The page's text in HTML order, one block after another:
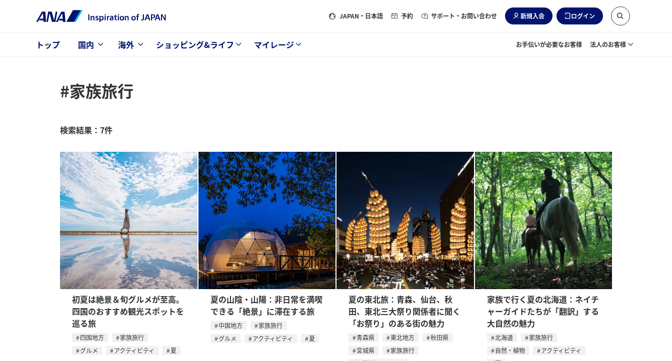
JAPAN ・日本語 予約 サポート・お問い合わせ 新規入会 ログイン
トップ 国内 海外 ショッピング&ライフ マイレージ お手伝いが必要なお客様 法人のお客様
#家族旅行
検索結果：7件
初夏は絶景＆旬グルメが至高。
四国のおすすめ観光スポットを
巡る旅
四国地方
家族旅行
グルメ
アクティビティ 夏
夏の山陰・山陽：非日常を満喫
できる「絶景」に滞在する旅
中国地方
家族旅行
グルメ
アクティビティ 夏
夏の東北旅：青森、仙台、秋
田、東北三大祭り関係者に聞く
「お祭り」のある街の魅力
青森県 東北地方
秋田県
宮城県
家族旅行
家族で行く夏の北海道：ネイチ
ャーガイドたちが「翻訳」する
大自然の魅力
北海道
家族旅行
自然・植物
アクティビティ